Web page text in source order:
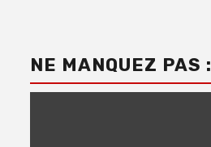
NE MANQUEZ PAS :